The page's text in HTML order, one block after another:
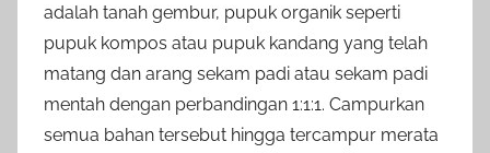
adalah tanah gembur, pupuk organik seperti
pupuk kompos atau pupuk kandang yang telah
matang dan arang sekam padi atau sekam padi
mentah dengan perbandingan 1:1:1. Campurkan
semua bahan tersebut hingga tercampur merata